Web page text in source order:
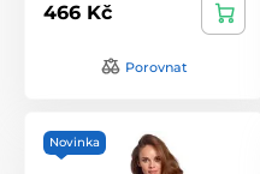
466 Kč
Porovnat
Novinka